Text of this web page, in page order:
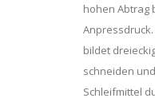
hohen Abtrag
bildet
schneiden
Schleifmittel